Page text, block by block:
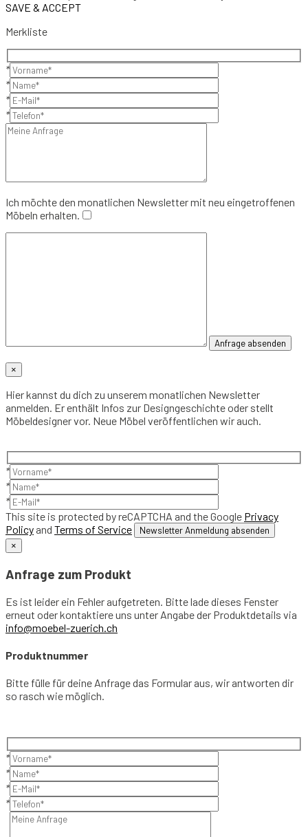
SAVE & ACCEPT
Merkliste
*
*
*
*
Ich möchte den monatlichen Newsletter mit neu eingetroffenen
Möbeln erhalten.
×
Hier kannst du dich zu unserem monatlichen Newsletter
anmelden. Er enthält Infos zur Designgeschichte oder stellt
Möbeldesigner vor. Neue Möbel veröffentlichen wir auch.
*
*
*
This site is protected by reCAPTCHA and the Google Privacy
Policy and Terms of Service
×
Anfrage zum Produkt
Es ist leider ein Fehler aufgetreten. Bitte lade dieses Fenster
erneut oder kontaktiere uns unter Angabe der Produktdetails via
info@moebel-zuerich.ch
Produktnummer
Bitte fülle für deine Anfrage das Formular aus, wir antworten dir
so rasch wie möglich.
*
*
*
*